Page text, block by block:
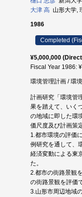
大津 高 山形大学,
1986
Completed
¥5,000,000
Fiscal Year 1986:
環境管理計画 / 環
計画研究「環境管
果を踏えて、いく
の地域に即した環
価尺度及び計画策
1.都市環境の評価
例研究を通して、
経済変動による東
た。
2.都市の街路景観
の街路景観を評価
3.山形市周辺地域